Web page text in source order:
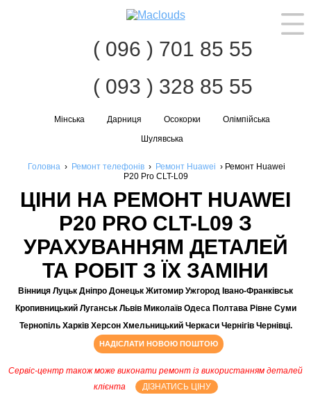
( 096 ) 701 85 55
( 093 ) 328 85 55
Мінська Дарниця Осокорки
Олімпійська
Шулявська
Головна › Ремонт телефонів › Ремонт Huawei › Ремонт Huawei
P20 Pro CLT-L09
ЦІНИ НА РЕМОНТ HUAWEI
P20 PRO CLT-L09 З
УРАХУВАННЯМ ДЕТАЛЕЙ
ТА РОБІТ З ЇХ ЗАМІНИ
Вінниця Луцьк Дніпро Донецьк Житомир Ужгород Івано-Франківськ
Кропивницький Луганськ Львів Миколаїв Одеса Полтава Рівне Суми
Тернопіль Харків Херсон Хмельницький Черкаси Чернігів Чернівці.
НАДІСЛАТИ НОВОЮ ПОШТОЮ
Сервіс-центр також може виконати ремонт із використанням деталей
клієнта
ДІЗНАТИСЬ ЦІНУ